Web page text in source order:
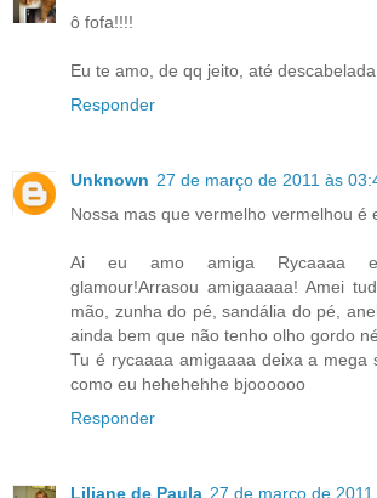
ô fofa!!!!
Eu te amo, de qq jeito, até
Responder
Unknown 27 de março de 2011 às
Nossa mas que vermelho vermelhou é
Ai eu amo amiga Rycaaaa
glamour!Arrasou amigaaaaa! Amei
mão, zunha do pé, sandália do pé,
ainda bem que não tenho olho gordo
Tu é rycaaaa amigaaaa deixa a mega
como eu hehehehhe bjoooooo
Responder
Liliane de Paula 27 de março de